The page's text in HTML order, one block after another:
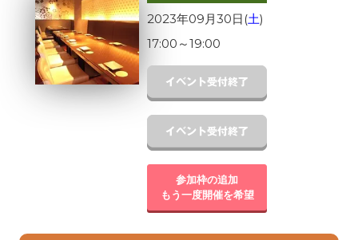
2023年09月30日(土)
17:00 ～19:00
参加枠の追加
もう一度開催を希望